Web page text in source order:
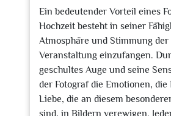
Ein bedeutender Vorteil eines
Hochzeit besteht in seiner
Atmosphäre und Stimmung der
Veranstaltung einzufangen.
geschultes Auge und seine
der Fotograf die Emotionen, die
Liebe, die an diesem
sind, in Bildern verewigen.